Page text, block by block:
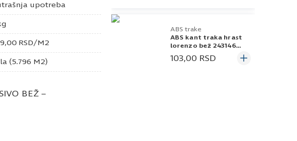
upotreba
RSD/M2
(5.796 M2)
BEŽ –
ABS trake
ABS kant traka hrast
lorenzo bež 243146
22x1
103,00 RSD